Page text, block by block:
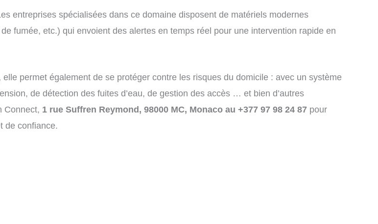
entreprises spécialisées dans ce domaine disposent de matériels modernes
fumée, etc.) qui envoient des alertes en temps réel pour une intervention rapide en
permet également de se protéger contre les risques du domicile : avec un système
de détection des fuites d’eau, de gestion des accès … et bien d’autres
Connect, 1 rue Suffren Reymond, 98000 MC, Monaco au +377 97 98 24 87 pour
de confiance.